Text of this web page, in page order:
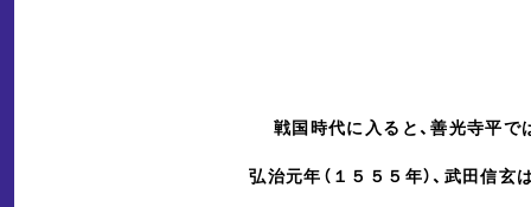
戦国時代に入ると、善光寺平
弘治元年（１５５５年）、武田信